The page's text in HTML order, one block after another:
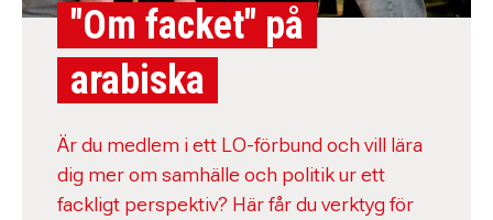
"Om facket" på
arabiska
Är du medlem i ett LO-förbund och vill lära
dig mer om samhälle och politik ur ett
fackligt perspektiv? Här får du verktyg för